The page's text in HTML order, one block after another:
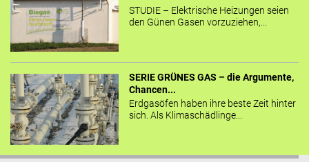
STUDIE – Elektrische Heizungen seien
den Günen Gasen vorzuziehen,...
SERIE GRÜNES GAS – die Argumente,
Chancen...
Erdgasöfen haben ihre beste Zeit hinter
sich. Als Klimaschädlinge...